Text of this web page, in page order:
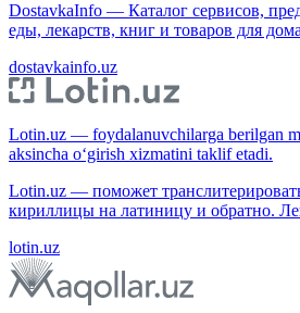
DostavkaInfo — Каталог сервисов,
еды, лекарств, книг и товаров для
dostavkainfo.uz
Lotin.uz — foydalanuvchilarga berilgan
aksincha o‘girish xizmatini taklif etadi.
Lotin.uz — поможет
кириллицы на латиницу и обратно.
lotin.uz